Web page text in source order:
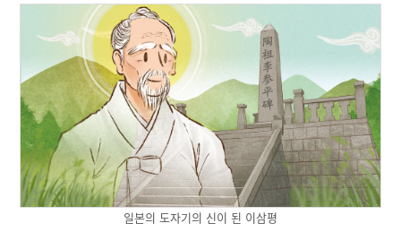
일본의 도자기의 신이 된 이삼평